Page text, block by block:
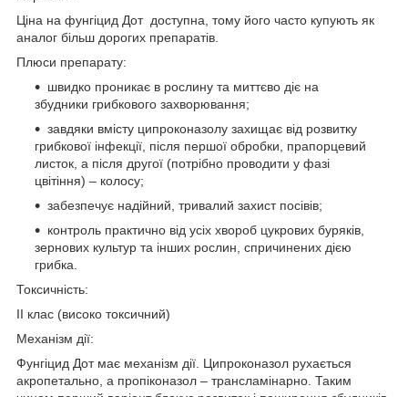
Ціна на фунгіцид Дот доступна, тому його часто купують як
аналог більш дорогих препаратів.
Плюси препарату:
швидко проникає в рослину та миттєво діє на
збудники грибкового захворювання;
завдяки вмісту ципроконазолу захищає від розвитку
грибкової інфекції, після першої обробки, прапорцевий
листок, а після другої (потрібно проводити у фазі
цвітіння) – колосу;
забезпечує надійний, тривалий захист посівів;
контроль практично від усіх хвороб цукрових буряків,
зернових культур та інших рослин, спричинених дією
грибка.
Токсичність:
ІІ клас (високо токсичний)
Механізм дії:
Фунгіцид Дот має механізм дії. Ципроконазол рухається
акропетально, а пропіконазол – трансламінарно. Таким